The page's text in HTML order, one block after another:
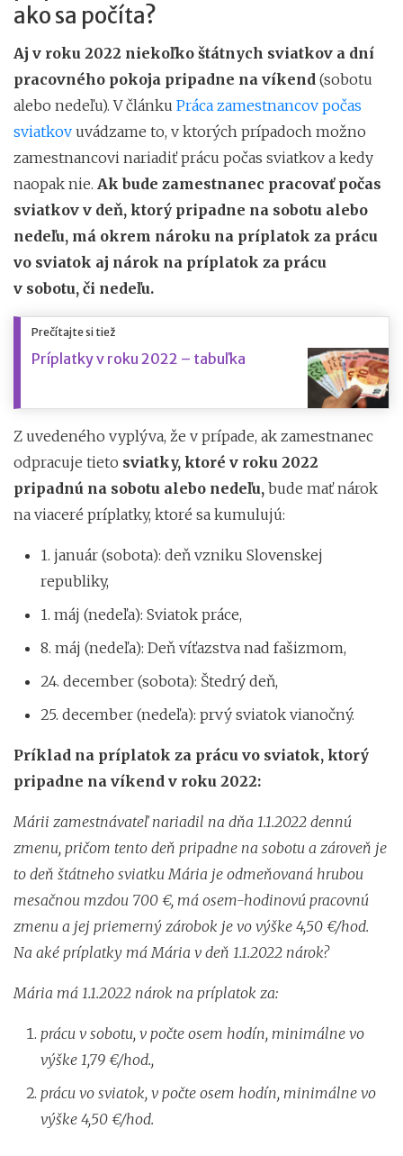
ako sa počíta?
Aj v roku 2022 niekoľko štátnych sviatkov a dní
pracovného pokoja pripadne na víkend (sobotu
alebo nedeľu). V článku Práca zamestnancov počas
sviatkov uvádzame to, v ktorých prípadoch možno
zamestnancovi nariadiť prácu počas sviatkov a kedy
naopak nie. Ak bude zamestnanec pracovať počas
sviatkov v deň, ktorý pripadne na sobotu alebo
nedeľu, má okrem nároku na príplatok za prácu
vo sviatok aj nárok na príplatok za prácu
v sobotu, či nedeľu.
Prečítajte si tiež
Príplatky v roku 2022 – tabuľka
Z uvedeného vyplýva, že v prípade, ak zamestnanec
odpracuje tieto sviatky, ktoré v roku 2022
pripadnú na sobotu alebo nedeľu, bude mať nárok
na viaceré príplatky, ktoré sa kumulujú:
1. január (sobota): deň vzniku Slovenskej
republiky,
1. máj (nedeľa): Sviatok práce,
8. máj (nedeľa): Deň víťazstva nad fašizmom,
24. december (sobota): Štedrý deň,
25. december (nedeľa): prvý sviatok vianočný.
Príklad na príplatok za prácu vo sviatok, ktorý
pripadne na víkend v roku 2022:
Márii zamestnávateľ nariadil na dňa 1.1.2022 dennú
zmenu, pričom tento deň pripadne na sobotu a zároveň je
to deň štátneho sviatku Mária je odmeňovaná hrubou
mesačnou mzdou 700 €, má osem-hodinovú pracovnú
zmenu a jej priemerný zárobok je vo výške 4,50 €/hod.
Na aké príplatky má Mária v deň 1.1.2022 nárok?
Mária má 1.1.2022 nárok na príplatok za:
prácu v sobotu, v počte osem hodín, minimálne vo
výške 1,79 €/hod.,
prácu vo sviatok, v počte osem hodín, minimálne vo
výške 4,50 €/hod.